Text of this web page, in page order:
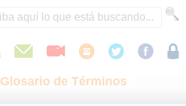
Glosario de Términos